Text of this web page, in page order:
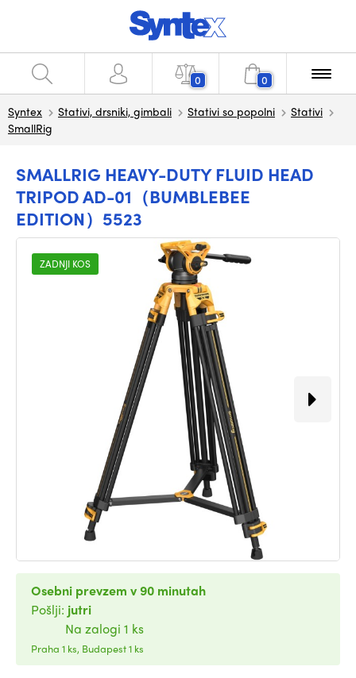
0 0
Syntex Stativi, drsniki, gimbali Stativi so popolni
Stativi
SmallRig
SMALLRIG HEAVY-DUTY FLUID HEAD
TRIPOD AD-01（BUMBLEBEE
EDITION）5523
ZADNJI KOS
Osebni prevzem v 90 minutah
Pošlji: jutri
Na zalogi 1 ks
Praha 1 ks, Budapest 1 ks